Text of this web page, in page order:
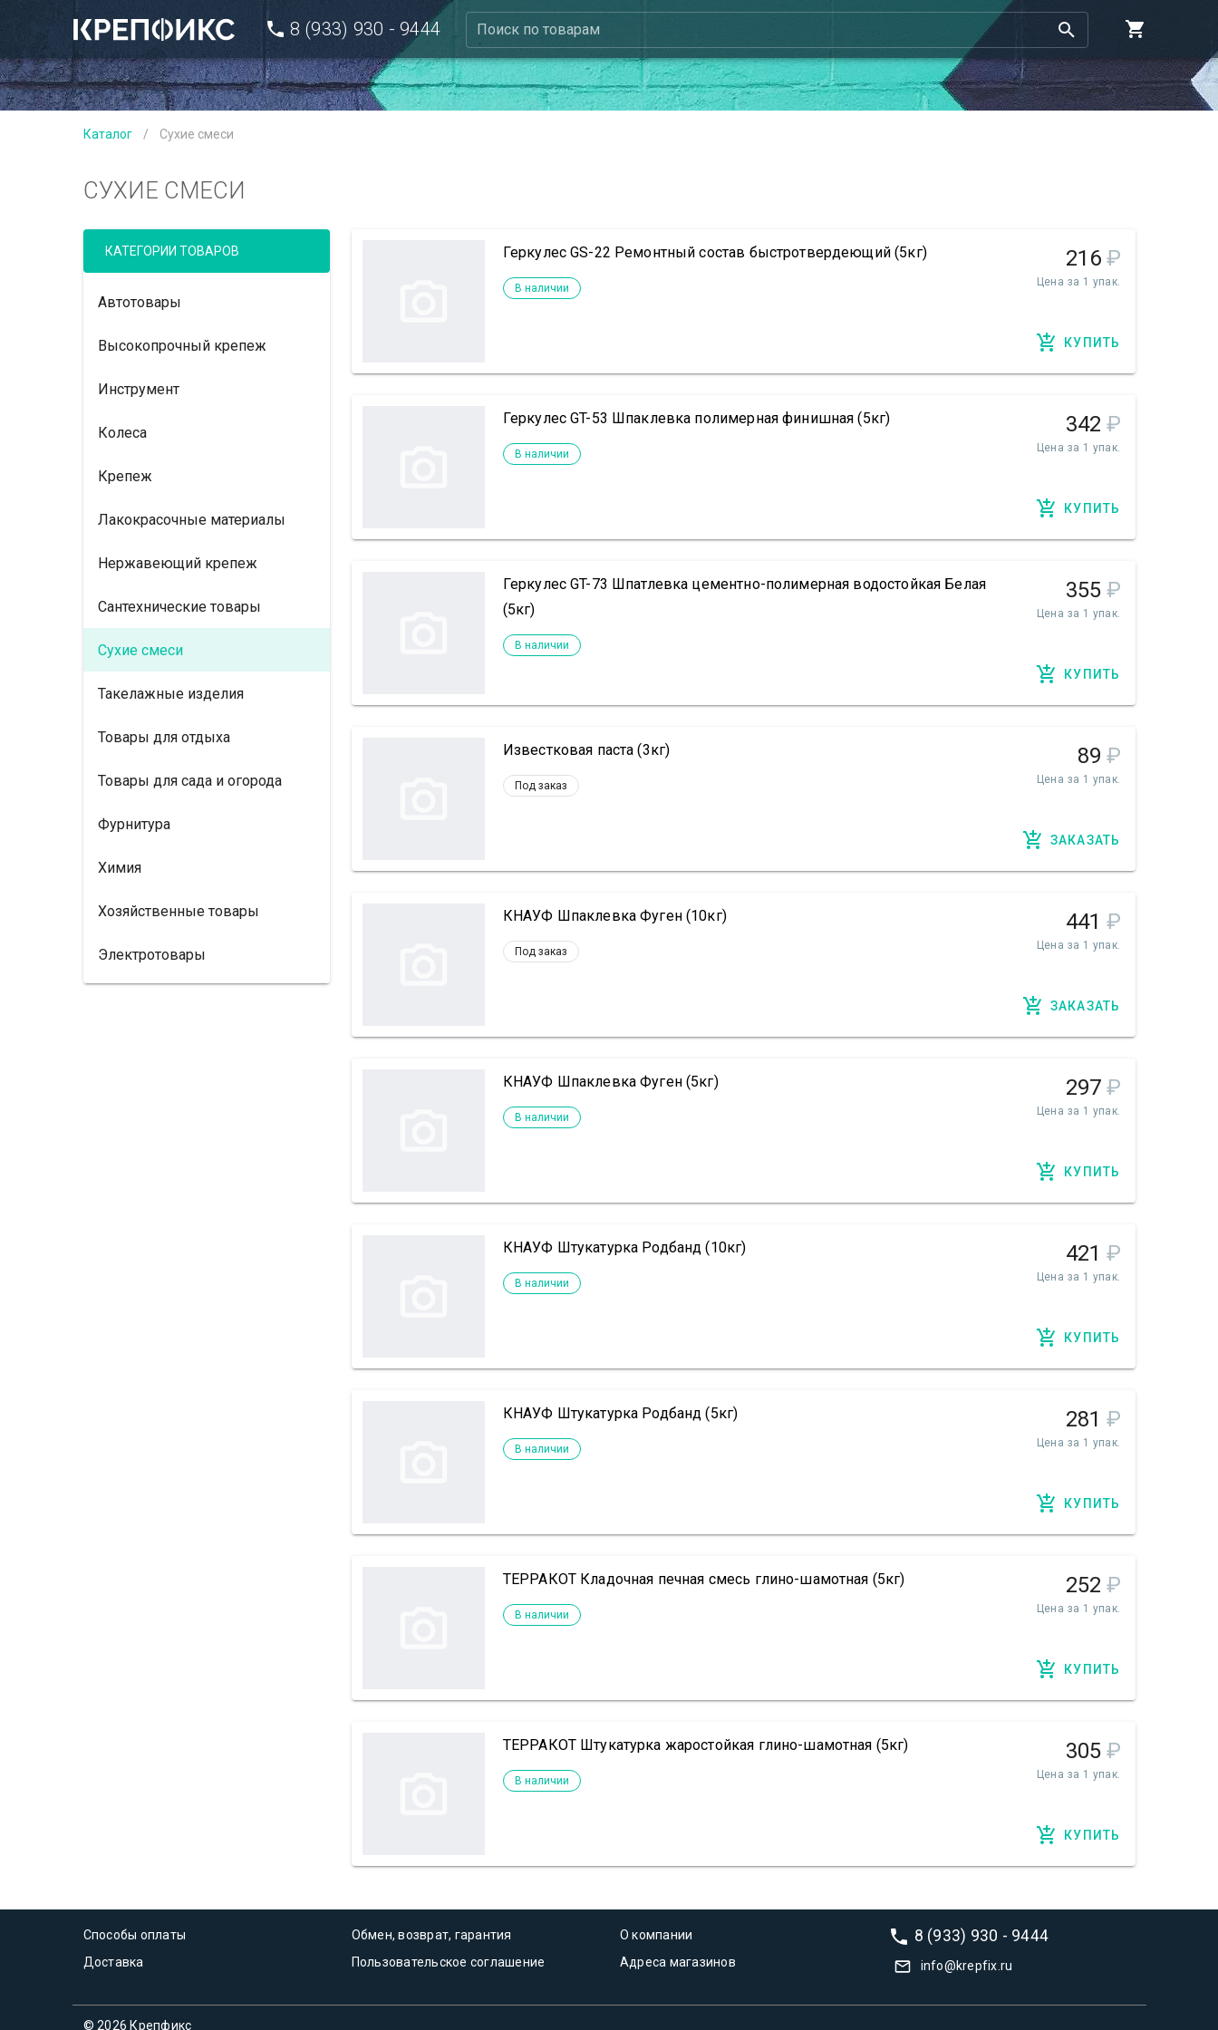
8 (933) 930 - 9444 Поиск по товарам
Каталог / Сухие смеси
СУХИЕ СМЕСИ
КАТЕГОРИИ ТОВАРОВ
Автотовары
Высокопрочный крепеж
Инструмент
Колеса
Крепеж
Лакокрасочные материалы
Нержавеющий крепеж
Сантехнические товары
Сухие смеси
Такелажные изделия
Товары для отдыха
Товары для сада и огорода
Фурнитура
Химия
Хозяйственные товары
Электротовары
Геркулес GS-22 Ремонтный состав быстротвердеющий (5кг)
В наличии
216 ₽
Цена за 1 упак.
КУПИТЬ
Геркулес GT-53 Шпаклевка полимерная финишная (5кг)
В наличии
342 ₽
Цена за 1 упак.
КУПИТЬ
Геркулес GT-73 Шпатлевка цементно-полимерная водостойкая Белая
(5кг)
В наличии
355 ₽
Цена за 1 упак.
КУПИТЬ
Известковая паста (3кг)
Под заказ
89 ₽
Цена за 1 упак.
ЗАКАЗАТЬ
КНАУФ Шпаклевка Фуген (10кг)
Под заказ
441 ₽
Цена за 1 упак.
ЗАКАЗАТЬ
КНАУФ Шпаклевка Фуген (5кг)
В наличии
297 ₽
Цена за 1 упак.
КУПИТЬ
КНАУФ Штукатурка Родбанд (10кг)
В наличии
421 ₽
Цена за 1 упак.
КУПИТЬ
КНАУФ Штукатурка Родбанд (5кг)
В наличии
281 ₽
Цена за 1 упак.
КУПИТЬ
ТЕРРАКОТ Кладочная печная смесь глино-шамотная (5кг)
В наличии
252 ₽
Цена за 1 упак.
КУПИТЬ
ТЕРРАКОТ Штукатурка жаростойкая глино-шамотная (5кг)
В наличии
305 ₽
Цена за 1 упак.
КУПИТЬ
Способы оплаты
Доставка
Обмен, возврат, гарантия
Пользовательское соглашение
О компании
Адреса магазинов
8 (933) 930 - 9444
info@krepfix.ru
© 2026 Крепфикс